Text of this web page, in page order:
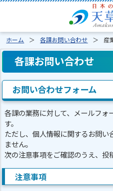
ホーム 各課お問い合わせ 産
各課お問い合わせ
お問い合わせフォーム
各課の業務に対して、メールフォ
す。
ただし、個人情報に関するお問い
ません。
次の注意事項をご確認のうえ、投
注意事項